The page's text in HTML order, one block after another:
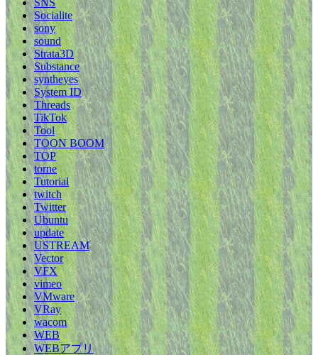
Socialite
sony
sound
Strata3D
Substance
syntheyes
System ID
Threads
TikTok
Tool
TOON BOOM
TOP
torne
Tutorial
twitch
Twitter
Ubuntu
update
USTREAM
Vector
VFX
vimeo
VMware
VRay
wacom
WEB
WEBアプリ